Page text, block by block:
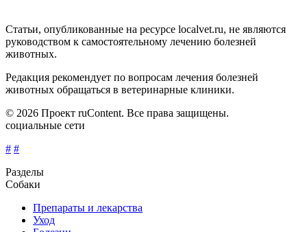
Статьи, опубликованные на ресурсе localvet.ru, не являются
руководством к самостоятельному лечению болезней
животных.
Редакция рекомендует по вопросам лечения болезней
животных обращаться в ветеринарные клиники.
© 2026 Проект ruContent. Все права защищены.
социальные сети
# #
Разделы
Собаки
Препараты и лекарства
Уход